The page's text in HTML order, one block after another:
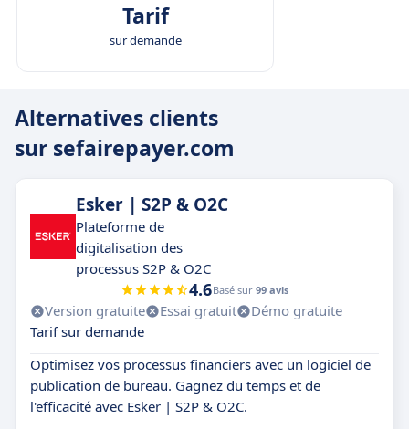
Tarif
sur demande
Alternatives clients
sur sefairepayer.com
Esker | S2P & O2C
Plateforme de
digitalisation des
processus S2P & O2C
4.6Basé sur 99 avis
Version gratuite Essai gratuit
Démo gratuite
Tarif sur demande
Optimisez vos processus financiers avec un logiciel de
publication de bureau. Gagnez du temps et de
l'efficacité avec Esker | S2P & O2C.